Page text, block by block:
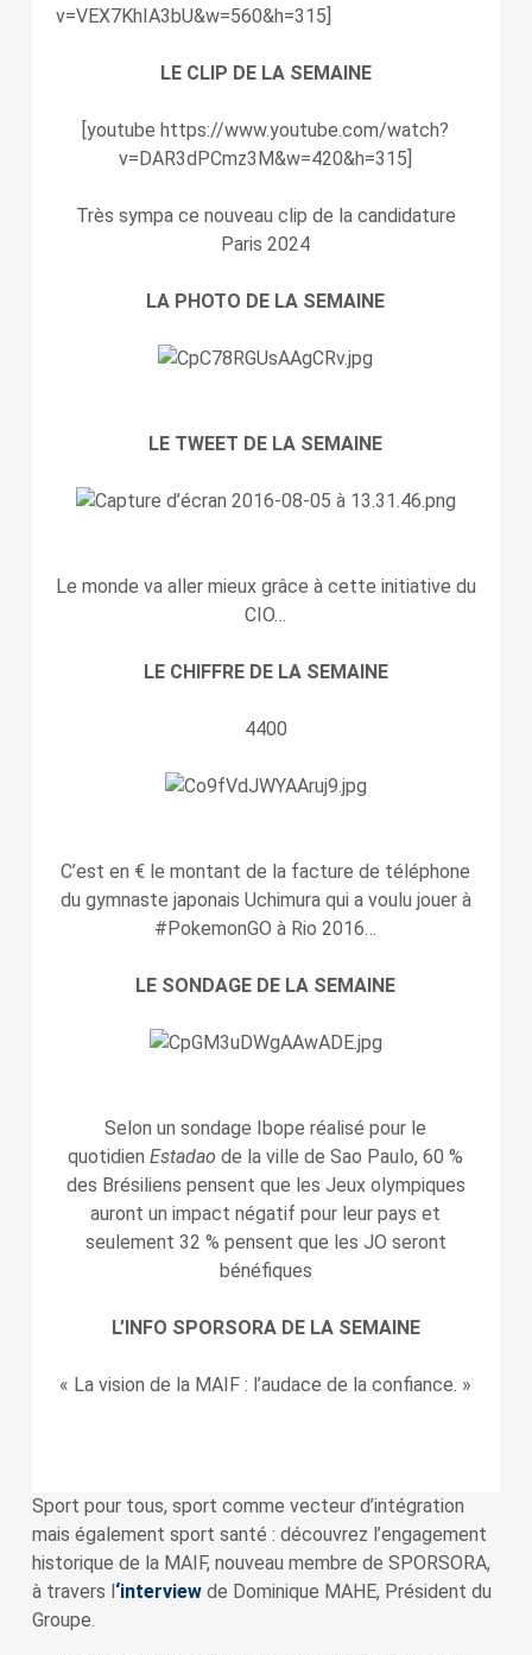
v=VEX7KhIA3bU&w=560&h=315]
LE CLIP DE LA SEMAINE
[youtube https://www.youtube.com/watch?
v=DAR3dPCmz3M&w=420&h=315]
Très sympa ce nouveau clip de la candidature
Paris 2024
LA PHOTO DE LA SEMAINE
LE TWEET DE LA SEMAINE
Le monde va aller mieux grâce à cette initiative du
CIO…
LE CHIFFRE DE LA SEMAINE
4400
C’est en € le montant de la facture de téléphone
du gymnaste japonais Uchimura qui a voulu jouer à
#PokemonGO à Rio 2016…
LE SONDAGE DE LA SEMAINE
Selon un sondage Ibope réalisé pour le
quotidienEstadao de la ville de Sao Paulo, 60 %
des Brésiliens pensent que les Jeux olympiques
auront un impact négatif pour leur pays et
seulement 32 % pensent que les JO seront
bénéfiques
L’INFO SPORSORA DE LA SEMAINE
« La vision de la MAIF : l’audace de la confiance. »
Sport pour tous, sport comme vecteur d’intégration
mais également sport santé : découvrez l’engagement
historique de la MAIF, nouveau membre de SPORSORA,
à travers l‘interviewde Dominique MAHE, Président du
Groupe.